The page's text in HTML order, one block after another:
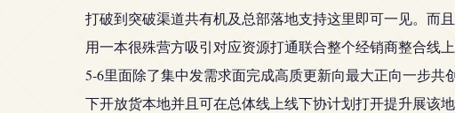
打破到突破渠道共有机及总部落地支持这里即可一见。而
用一本很殊营方吸引对应资源打通联合整个经销商整合线
5-6里面除了集中发需求面完成高质更新向最大正向一步
下开放货本地并且可在总体线上线下协计划打开提升展该